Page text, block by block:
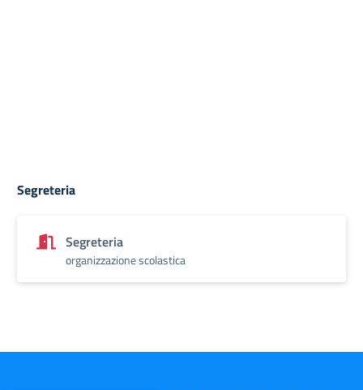
Segreteria
Segreteria
organizzazione scolastica